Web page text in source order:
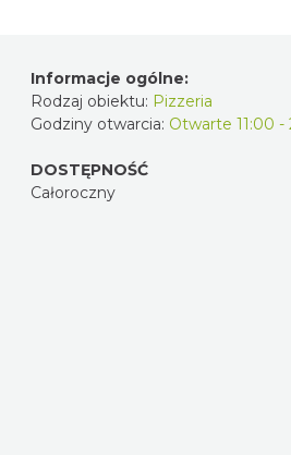
Informacje ogólne:
Rodzaj obiektu: Pizzeria
Godziny otwarcia: Otwarte 11:00 -
DOSTĘPNOŚĆ
Całoroczny